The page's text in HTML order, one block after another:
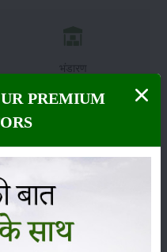
भंडारण
पशुपालन
समाचार
PREMIUM